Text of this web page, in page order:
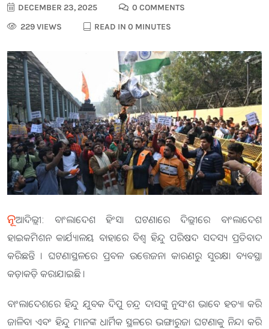
DECEMBER 23, 2025
0 COMMENTS
229 VIEWS
READ IN 0 MINUTES
ନୂଆଦିଲ୍ଲୀ: ବାଂଲାଦେଶ ହିଂସା ଘଟଣାରେ ଦିଲ୍ଲୀରେ ବାଂଲାଦେଶ
ହାଇକମିଶନ କାର୍ଯ୍ୟାଳୟ ବାହାରେ ବିଶ୍ବ ହିନ୍ଦୁ ପରିଷଦ ସଦସ୍ୟ ପ୍ରତିବାଦ
କରିଛନ୍ତି । ଘଟଣାସ୍ଥଳରେ ପ୍ରବଳ ଉତ୍ତେଜନା କାରଣରୁ ସୁରକ୍ଷା ବ୍ୟବସ୍ଥା
କଡ଼ାକଡ଼ି କରାଯାଇଛି ।
ବାଂଲାଦେଶରେ ହିନ୍ଦୁ ଯୁବକ ଦିପୁ ଚନ୍ଦ୍ର ଦାସଙ୍କୁ ନୁସଂଶ ଭାବେ ହତ୍ୟା କରି
ଜାଳିବା ଏବଂ ହିନ୍ଦୁ ମାନଙ୍କ ଧାର୍ମିକ ସ୍ଥଳରେ ଭଙ୍ଗାରୁଜା ଘଟଣାକୁ ନିନ୍ଦା କରି